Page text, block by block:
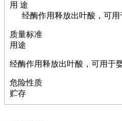
萘
铌
脲
镍
宁
铍
其它
铅
嗪
用 途
经酶作用释放出叶酸，可用
质量标准
用途
经酶作用释放出叶酸，可用于
危险性质
贮存